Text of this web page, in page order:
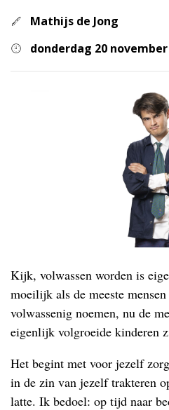
Mathijs de Jong
donderdag 20 november
Kijk, volwassen worden is
moeilijk als de meeste
volwassenig noemen, nu de
eigenlijk volgroeide kinderen
Het begint met voor jezelf
in de zin van jezelf trakteren
latte. Ik bedoel: op tijd naar